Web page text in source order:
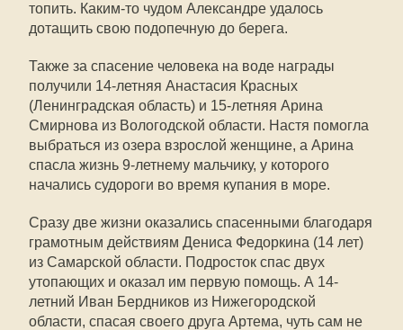
топить. Каким-то чудом Александре удалось
дотащить свою подопечную до берега.
Также за спасение человека на воде награды
получили 14-летняя Анастасия Красных
(Ленинградская область) и 15-летняя Арина
Смирнова из Вологодской области. Настя помогла
выбраться из озера взрослой женщине, а Арина
спасла жизнь 9-летнему мальчику, у которого
начались судороги во время купания в море.
Сразу две жизни оказались спасенными благодаря
грамотным действиям Дениса Федоркина (14 лет)
из Самарской области. Подросток спас двух
утопающих и оказал им первую помощь. А 14-
летний Иван Бердников из Нижегородской
области, спасая своего друга Артема, чуть сам не